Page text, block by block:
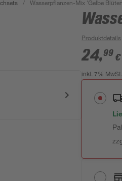
/ Wasserpflanzen-Mix 'Gelbe
Produktdetails
24,99 €
inkl. 7% MwSt.